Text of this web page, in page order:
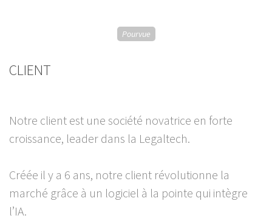
Pourvue
CLIENT
Notre client est une société novatrice en forte
croissance, leader dans la Legaltech.
Créée il y a 6 ans, notre client révolutionne la
marché grâce à un logiciel à la pointe qui intègre
l’IA.